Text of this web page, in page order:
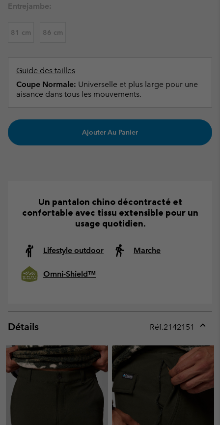
Entrejambe:
81 cm 86 cm
Guide des tailles
Coupe Normale: Universelle et plus large pour une
aisance dans tous les mouvements.
Ajouter Au Panier
Un pantalon chino décontracté et
confortable avec tissu extensible pour un
usage quotidien.
Lifestyle outdoor Marche
Omni-Shield™
Détails Réf.2142151
or